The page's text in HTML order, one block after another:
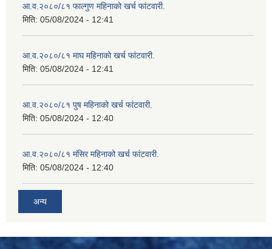
आ.व.२०८०/८१ फाल्गुण महिनाको खर्च फांटवारी.
मिति: 05/08/2024 - 12:41
आ.व.२०८०/८१ माघ महिनाको खर्च फांटवारी.
मिति: 05/08/2024 - 12:41
आ.व.२०८०/८१ पुष महिनाको खर्च फांटवारी.
मिति: 05/08/2024 - 12:40
आ.व.२०८०/८१ मंसिर महिनाको खर्च फांटवारी.
मिति: 05/08/2024 - 12:40
अन्य